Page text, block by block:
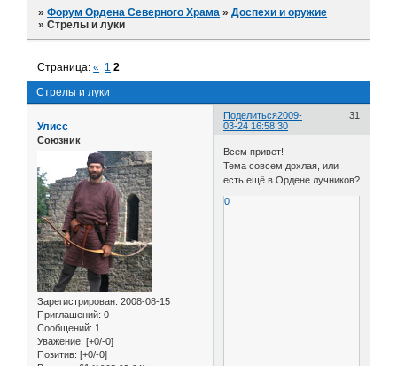
»Форум Ордена Северного Храма »Доспехи и оружие
»Стрелы и луки
Стрелы и луки
Страница:« 1 2
Поделиться 31
2009-
03-24 16:58:30
Улисс
Союзник
Зарегистрирован: 2008-08-15
Приглашений: 0
Сообщений: 1
Уважение: [+0/-0]
Позитив: [+0/-0]
Всем привет!
Тема совсем дохлая, или
есть ещё в Ордене лучников?
0